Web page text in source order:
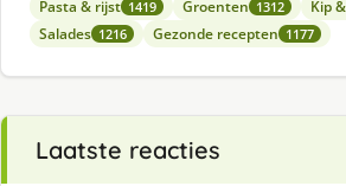
Pasta & rijst 1419 Groenten 1312 Kip
Salades 1216 Gezonde recepten 1177
Laatste reacties